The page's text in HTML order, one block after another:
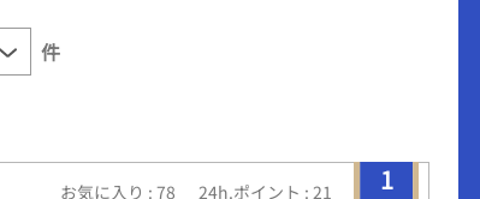
件
1
お気に入り : 78 24h.ポイント : 21